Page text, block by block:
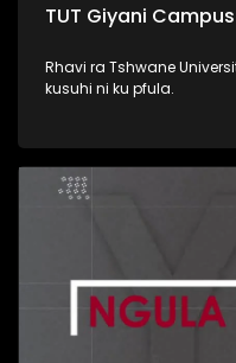
TUT Giyani
Rhavi ra Tshwane
kusuhi ni ku pfula.